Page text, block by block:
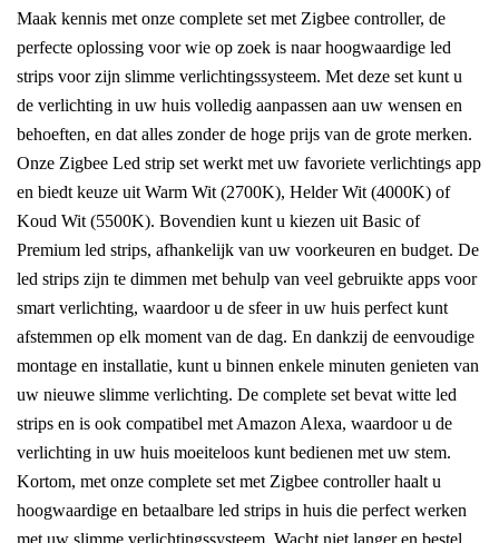
Maak kennis met onze complete set met Zigbee controller, de
perfecte oplossing voor wie op zoek is naar hoogwaardige led
strips voor zijn slimme verlichtingssysteem. Met deze set kunt u
de verlichting in uw huis volledig aanpassen aan uw wensen en
behoeften, en dat alles zonder de hoge prijs van de grote merken.
Onze Zigbee Led strip set werkt met uw favoriete verlichtings app
en biedt keuze uit Warm Wit (2700K), Helder Wit (4000K) of
Koud Wit (5500K). Bovendien kunt u kiezen uit Basic of
Premium led strips, afhankelijk van uw voorkeuren en budget. De
led strips zijn te dimmen met behulp van veel gebruikte apps voor
smart verlichting, waardoor u de sfeer in uw huis perfect kunt
afstemmen op elk moment van de dag. En dankzij de eenvoudige
montage en installatie, kunt u binnen enkele minuten genieten van
uw nieuwe slimme verlichting. De complete set bevat witte led
strips en is ook compatibel met Amazon Alexa, waardoor u de
verlichting in uw huis moeiteloos kunt bedienen met uw stem.
Kortom, met onze complete set met Zigbee controller haalt u
hoogwaardige en betaalbare led strips in huis die perfect werken
met uw slimme verlichtingssysteem. Wacht niet langer en bestel